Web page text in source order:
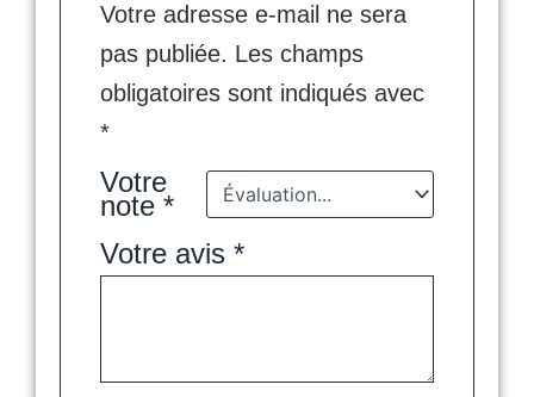
Votre adresse e-mail ne sera
pas publiée. Les champs
obligatoires sont indiqués avec
*
Votre
note*
Votre avis*